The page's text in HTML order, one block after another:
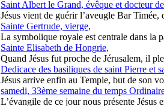
Saint Albert le Grand, évêque et docteur
Jésus vient de guérir l’aveugle Bar Timée,
Sainte Gertrude, vierge,
La symbolique royale est centrale dans la
Sainte Elisabeth de Hongrie,
Quand Jésus fut proche de Jérusalem, il
Dedicace des basiliques de saint Pierre et
Jésus arrive enfin au Temple, but de son
samedi, 33ème semaine du temps
L’évangile de ce jour nous présente Jésus